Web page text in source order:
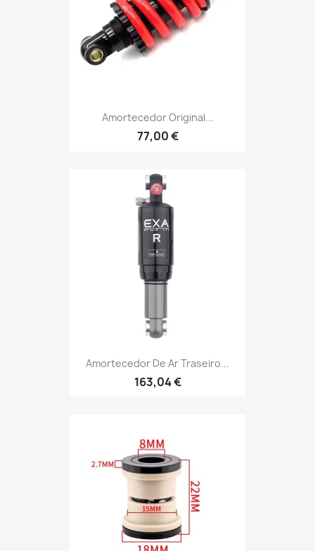
Amortecedor Original...
77,00 €
Amortecedor De Ar Traseiro...
163,04 €